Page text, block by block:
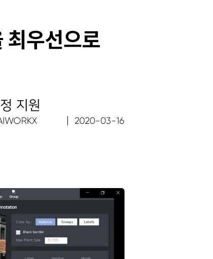
우선으로
2020-03-16
지원